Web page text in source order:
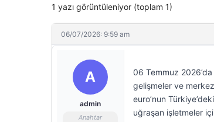
1 yazı görüntüleniyor (toplam 1)
06/07/2026: 9:59 am
A
admin
Anahtar
06 Temmuz
gelişmeler ve
euro’nun
uğraşan işletmeler